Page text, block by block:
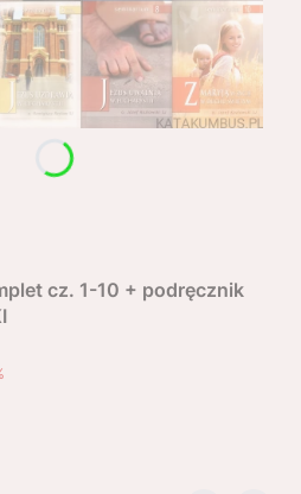
cz. 1-10 + podręcznik